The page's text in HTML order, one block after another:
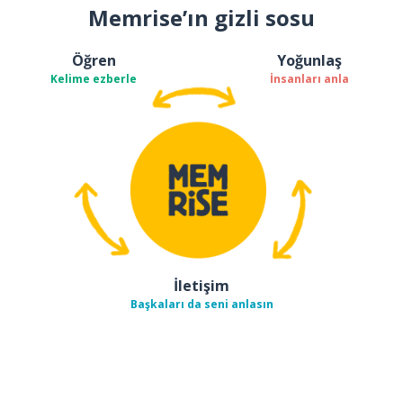
Memrise’ın gizli sosu
Öğren
Kelime ezberle
Yoğunlaş
İnsanları anla
İletişim
Başkaları da seni anlasın